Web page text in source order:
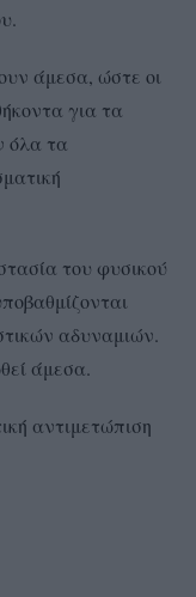
άμεσα, ώστε οι
για τα
όλα τα
του φυσικού
αδυναμιών.
άμεσα.
αντιμετώπιση